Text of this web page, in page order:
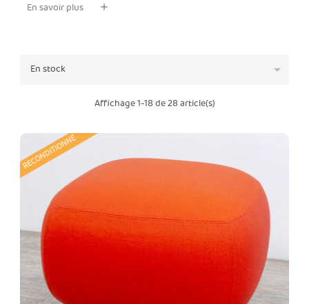
En savoir plus
En stock 
Affichage 1-18 de 28 article(s)
RECONDITIONNÉ